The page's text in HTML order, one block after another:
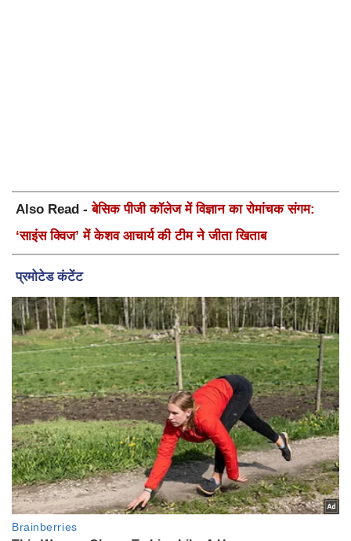
Also Read -बेसिक पीजी कॉलेज में विज्ञान का रोमांचक संगम:
‘साइंस क्विज’ में केशव आचार्य की टीम ने जीता खिताब